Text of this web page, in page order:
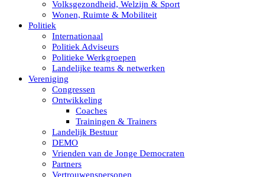
Volksgezondheid, Welzijn & Sport
Wonen, Ruimte & Mobiliteit
Politiek
Internationaal
Politiek Adviseurs
Politieke Werkgroepen
Landelijke teams & netwerken
Vereniging
Congressen
Ontwikkeling
Coaches
Trainingen & Trainers
Landelijk Bestuur
DEMO
Vrienden van de Jonge Democraten
Partners
Vertrouwenspersonen